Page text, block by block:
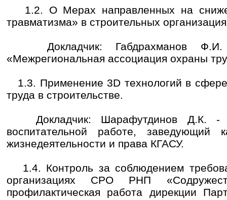
1.2. О Мерах направленных на
травматизма» в строительных
Докладчик: Габдрахманов Ф.И.
«Межрегиональная ассоциация охраны
1.3. Применение 3D технологий в
труда в строительстве.
Докладчик: Шарафутдинов Д.К. -
воспитательной работе, заведующий
жизнедеятельности и права КГАСУ.
1.4. Контроль за соблюдением
организациях СРО РНП
профилактическая работа дирекции